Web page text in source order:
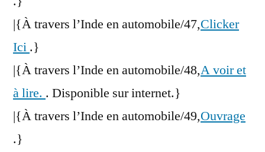
|{À travers l’Inde en automobile/47,Clicker
Ici .}
|{À travers l’Inde en automobile/48,A voir et
à lire. . Disponible sur internet.}
|{À travers l’Inde en automobile/49,Ouvrage
.}